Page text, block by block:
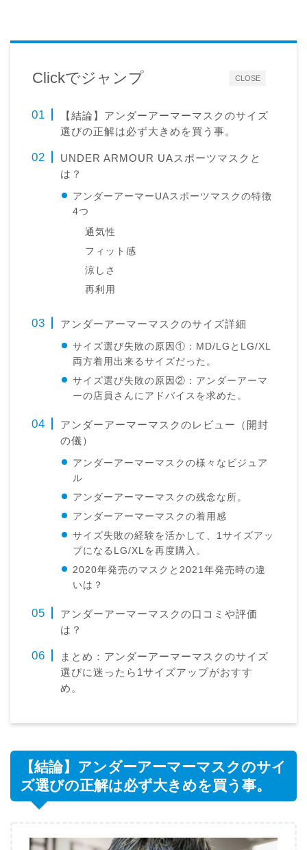
CLOSE
Clickでジャンプ
【結論】アンダーアーマーマスクのサイズ
選びの正解は必ず大きめを買う事。
UNDER ARMOUR UAスポーツマスクと
は？
アンダーアーマーUAスポーツマスクの特徴
4つ
通気性
フィット感
涼しさ
再利用
アンダーアーマーマスクのサイズ詳細
サイズ選び失敗の原因①：MD/LGとLG/XL
両方着用出来るサイズだった。
サイズ選び失敗の原因②：アンダーアーマ
ーの店員さんにアドバイスを求めた。
アンダーアーマーマスクのレビュー（開封
の儀）
アンダーアーマーマスクの様々なビジュア
ル
アンダーアーマーマスクの残念な所。
アンダーアーマーマスクの着用感
サイズ失敗の経験を活かして、1サイズアッ
プになるLG/XLを再度購入。
2020年発売のマスクと2021年発売時の違
いは？
アンダーアーマーマスクの口コミや評価
は？
まとめ：アンダーアーマーマスクのサイズ
選びに迷ったら1サイズアップがおすす
め。
【結論】アンダーアーマーマスクのサイ
ズ選びの正解は必ず大きめを買う事。